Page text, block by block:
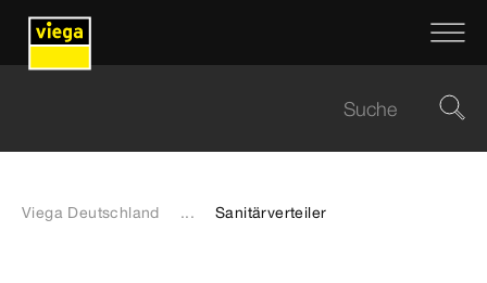
Viega Deutschland ... Sanitärverteiler